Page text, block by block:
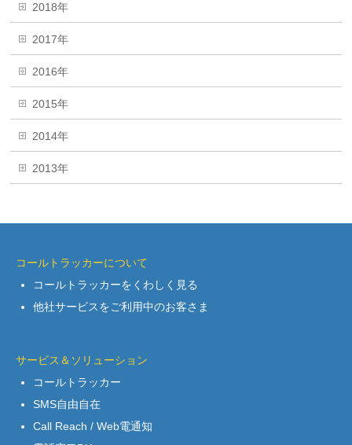
2018年
2017年
2016年
2015年
2014年
2013年
コールトラッカーについて
コールトラッカーをくわしく見る
他社サービスをご利用中のお客さま
サービス＆ソリューション
コールトラッカー
SMS自由自在
Call Reach / Web電通知